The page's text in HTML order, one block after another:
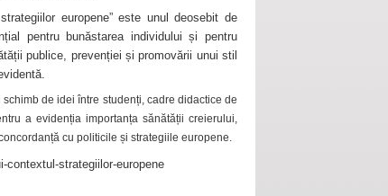
europene” este unul deosebit de
pentru bunăstarea individului și pentru
publice, prevenției și promovării unui stil
de idei între studenți, cadre didactice de
a evidenția importanța sănătății creierului,
cu politicile și strategiile europene.
contextul-strategiilor-europene